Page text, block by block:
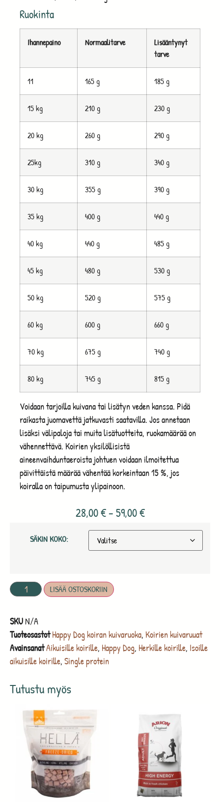
Tutustu myös
Ruokinta
Ihannepaino Normaalitarve
Lisääntynyt
tarve
11 165 g 185 g
15 kg 210 g 230 g
20 kg 260 g 290 g
25kg 310 g 340 g
30 kg 355 g 390 g
35 kg 400 g 440 g
40 kg 440 g 485 g
45 kg 480 g 530 g
50 kg 520 g 575 g
60 kg 600 g 660 g
70 kg 675 g 740 g
80 kg 745 g 815 g
Voidaan tarjoilla kuivana tai lisätyn veden kanssa. Pidä
raikasta juomavettä jatkuvasti saatavilla. Jos annetaan
lisäksi välipaloja tai muita lisätuotteita, ruokamäärää on
vähennettävä. Koirien yksilöllisistä
aineenvaihduntaeroista johtuen voidaan ilmoitettua
päivittäistä määrää vähentää korkeintaan 15 %, jos
koiralla on taipumusta ylipainoon.
28,00€ –59,00€
SÄKIN KOKO:
LISÄÄ OSTOSKORIIN
SKUN/A
Tuoteosastot Happy Dog koiran kuivaruoka, Koirien kuivaruuat
AvainsanatAikuisille koirille, Happy Dog, Herkille koirille, Isoille
aikuisille koirille, Single protein